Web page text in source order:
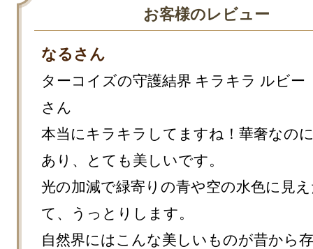
お客様のレビュー
なるさん
ターコイズの守護結界 キラキラ ルビー
さん
本当にキラキラしてますね！華奢なの
あり、とても美しいです。
光の加減で緑寄りの青や空の水色に見
て、うっとりします。
自然界にはこんな美しいものが昔から